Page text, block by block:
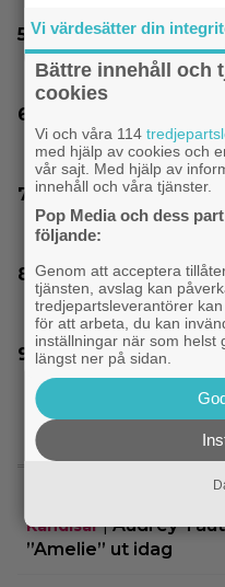
Årets största flopp
backar 200
sågas:
Christopher Nolans
kultrulle från 1987
Ikväll på tv: Kika in
8,4 på IMDb
Sista chansen:
fantasytrilogi
Kändisar|Audrey
”Amelie” ut idag
Vi värdesätter din
Bättre innehåll och
cookies
Vi och våra 114
med hjälp av cookies och
vår sajt. Med hjälp av
innehåll och våra tjänster.
Pop Media och dess
följande:
Genom att acceptera
tjänsten, avslag kan
tredjepartsleverantörer
för att arbeta, du kan
inställningar när som helst
längst ner på sidan.